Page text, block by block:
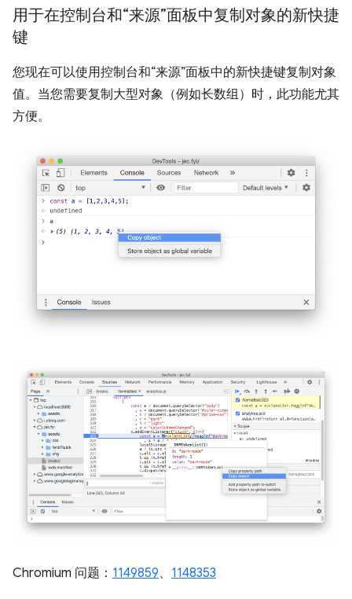
用于在控制台和“来源”面板中复制对象的新快捷
键
您现在可以使用控制台和“来源”面板中的新快捷键复制对象
值。当您需要复制大型对象（例如长数组）时，此功能尤其
方便。
Chromium 问题： 1149859、 1148353